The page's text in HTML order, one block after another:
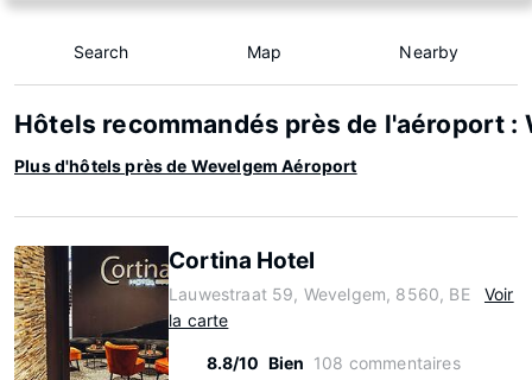
Search Map Nearby
Hôtels recommandés près de l'aéroport :
Plus d'hôtels près de Wevelgem Aéroport
Cortina Hotel
Lauwestraat 59, Wevelgem, 8560, BE
Voir
la carte
8.8/10 Bien 108 commentaires